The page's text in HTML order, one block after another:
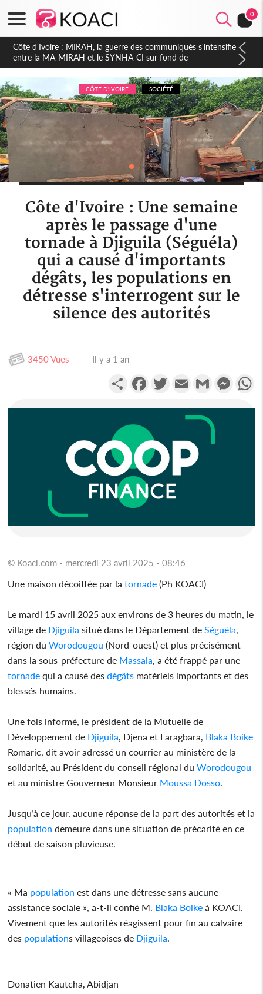
0
Côte d'Ivoire : Indépendance 2026, Thiam plaide pour un
environnement démocratique plus apaisé
CÔTE D'IVOIRE SOCIÉTÉ
Côte d'Ivoire : Une semaine
après le passage d'une
tornade à Djiguila (Séguéla)
qui a causé d'importants
dégâts, les populations en
détresse s'interrogent sur le
silence des autorités
3450 Vues Il y a 1 an
PartagerFacebookTwitterEmail Gmail
© Koaci.com - mercredi 23 avril 2025 - 08:46
Une maison décoiffée par latornade (Ph KOACI)
Le mardi 15 avril 2025 aux environs de 3 heures du matin, le
village de Djiguila situé dans le Département de Séguéla
région duWorodougou (Nord-ouest) et plus précisément
dans la sous-préfecture de Massala , a été frappé par une
tornade qui a causé desdégâts matériels importants et des
blessés humains.
Une fois informé, le président de la Mutuelle de
Développement de Djiguila , Djena et Faragbara, Blaka Boike
Romaric, dit avoir adressé un courrier au ministère de la
solidarité, au Président du conseil régional duWorodougou
et au ministre Gouverneur Monsieur Moussa Dosso
Jusqu’à ce jour, aucune réponse de la part des autorités et la
population demeure dans une situation de précarité en ce
début de saison pluvieuse.
« Ma population est dans une détresse sans aucune
assistance sociale », a-t-il confié M. Blaka Boike à KOACI.
Vivement que les autorités réagissent pour fin au calvaire
des populations villageoises de Djiguila
Donatien Kautcha, Abidjan